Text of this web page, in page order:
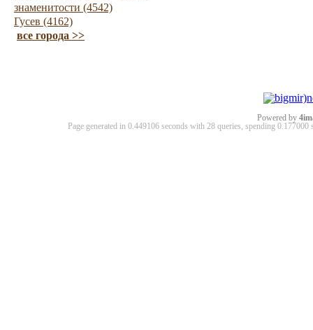
знаменитости (4542)
Гусев (4162)
все города >>
Powered by
Page generated in 0.449106 seconds with 28 queries, spending